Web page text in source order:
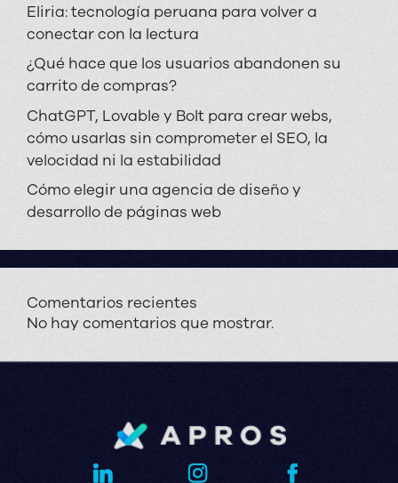
Eliria: tecnología peruana para volver a
conectar con la lectura
¿Qué hace que los usuarios abandonen su
carrito de compras?
ChatGPT, Lovable y Bolt para crear webs,
cómo usarlas sin comprometer el SEO, la
velocidad ni la estabilidad
Cómo elegir una agencia de diseño y
desarrollo de páginas web
Comentarios recientes
No hay comentarios que mostrar.